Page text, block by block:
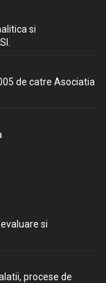
si
de catre Asociatia
si
procese de